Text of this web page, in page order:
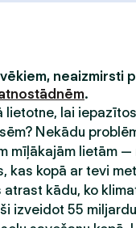
neaizmirsti
.
lietotne, lai
Nekādu
mīļākajām lietām
kas kopā ar tevi
atrast kādu, ko
izveidot 55